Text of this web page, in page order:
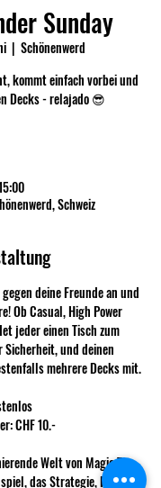
Sunday
  |
Schönenwerd
kommt einfach vorbei und
Decks - relajado 😎
Schweiz
deine Freunde an und
Ob Casual, High Power
jeder einen Tisch zum
Sicherheit, und deinen
mehrere Decks mit.
CHF 10.-
Welt von Magic The
das Strategie, Können